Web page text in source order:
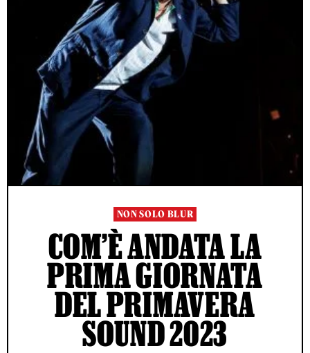
NON SOLO BLUR
COM’È ANDATA LA
PRIMA GIORNATA
DEL PRIMAVERA
SOUND 2023